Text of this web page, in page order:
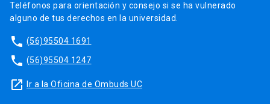
Teléfonos para orientación y consejo si se ha vulnerado
alguno de tus derechos en la universidad.
phone (56)95504 1691
phone (56)95504 1247
launch Ir a la Oficina de Ombuds UC